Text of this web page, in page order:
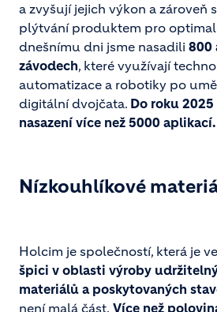
a zvyšují jejich výkon a zároveň
plýtvání produktem pro
dnešnímu dni jsme nasadili 800
závodech, které využívají
automatizace a robotiky po
digitální dvojčata. Do roku
nasazení více než 5000 aplikací.
Nízkouhlíkové
Holcim je společností, která je
špici v oblasti výroby
materiálů a poskytovaných
není malá část. Více než